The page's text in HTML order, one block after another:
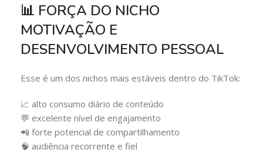
📊 FORÇA DO NICHO
MOTIVAÇÃO E
DESENVOLVIMENTO PESSOAL
Esse é um dos nichos mais estáveis dentro do TikTok:
📈 alto consumo diário de conteúdo
💬 excelente nível de engajamento
📲 forte potencial de compartilhamento
🧠 audiência recorrente e fiel